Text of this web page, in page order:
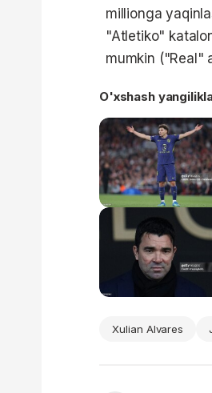
millionga
"Atletiko"
mumkin ("Real"
O'xshash
Xulian Alvares